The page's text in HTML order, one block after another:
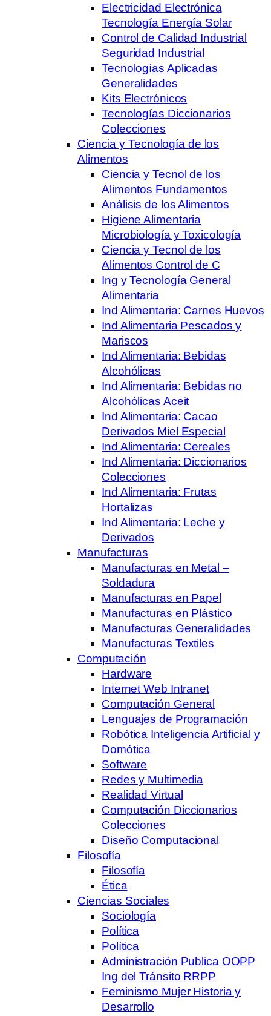
Electricidad Electrónica
Tecnología Energía Solar
Control de Calidad Industrial
Seguridad Industrial
Tecnologías Aplicadas
Generalidades
Kits Electrónicos
Tecnologías Diccionarios
Colecciones
Ciencia y Tecnología de los
Alimentos
Ciencia y Tecnol de los
Alimentos Fundamentos
Análisis de los Alimentos
Higiene Alimentaria
Microbiología y Toxicología
Ciencia y Tecnol de los
Alimentos Control de C
Ing y Tecnología General
Alimentaria
Ind Alimentaria: Carnes Huevos
Ind Alimentaria Pescados y
Mariscos
Ind Alimentaria: Bebidas
Alcohólicas
Ind Alimentaria: Bebidas no
Alcohólicas Aceit
Ind Alimentaria: Cacao
Derivados Miel Especial
Ind Alimentaria: Cereales
Ind Alimentaria: Diccionarios
Colecciones
Ind Alimentaria: Frutas
Hortalizas
Ind Alimentaria: Leche y
Derivados
Manufacturas
Manufacturas en Metal –
Soldadura
Manufacturas en Papel
Manufacturas en Plástico
Manufacturas Generalidades
Manufacturas Textiles
Computación
Hardware
Internet Web Intranet
Computación General
Lenguajes de Programación
Robótica Inteligencia Artificial y
Domótica
Software
Redes y Multimedia
Realidad Virtual
Computación Diccionarios
Colecciones
Diseño Computacional
Filosofía
Filosofía
Ética
Ciencias Sociales
Sociología
Política
Política
Administración Publica OOPP
Ing del Tránsito RRPP
Feminismo Mujer Historia y
Desarrollo